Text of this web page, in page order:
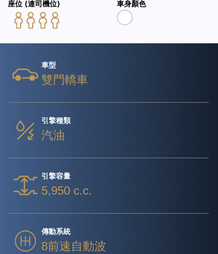
座位 (連司機位) 車身顏色
車型
雙門轎車
引擎種類
汽油
引擎容量
5,950 c.c.
傳動系統
8前速自動波